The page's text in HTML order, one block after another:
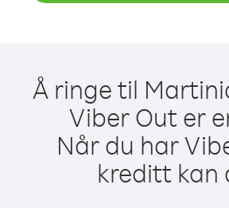
Å ringe til
Viber Out er
Når du har
kreditt kan